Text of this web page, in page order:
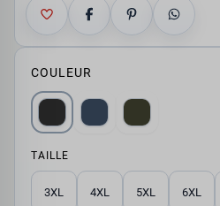
COULEUR
TAILLE
3XL 4XL 5XL 6XL